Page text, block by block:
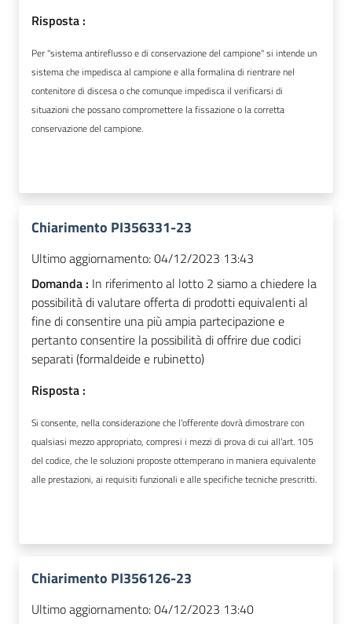
Risposta :
Per "sistema antireflusso e di conservazione del campione" si intende un
sistema che impedisca al campione e alla formalina di rientrare nel
contenitore di discesa o che comunque impedisca il verificarsi di
situazioni che possano compromettere la fissazione o la corretta
conservazione del campione.
Chiarimento PI356331-23
Ultimo aggiornamento:04/12/2023 13:43
Domanda : In riferimento al lotto 2 siamo a chiedere la
possibilità di valutare offerta di prodotti equivalenti al
fine di consentire una più ampia partecipazione e
pertanto consentire la possibilità di offrire due codici
separati (formaldeide e rubinetto)
Risposta :
Si consente, nella considerazione che l’offerente dovrà dimostrare con
qualsiasi mezzo appropriato, compresi i mezzi di prova di cui all’art. 105
del codice, che le soluzioni proposte ottemperano in maniera equivalente
alle prestazioni, ai requisiti funzionali e alle specifiche tecniche prescritti.
Chiarimento PI356126-23
Ultimo aggiornamento:04/12/2023 13:40